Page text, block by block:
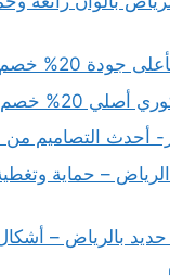
20% خصم
خصم – اتصل الان
أحدث التصاميم
– حماية
بالرياض –